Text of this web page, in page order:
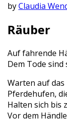
byClaudia
Räuber
Auf fahrende
Dem Tode sind
Warten auf
Pferdehufen,
Halten sich bis
Vor dem